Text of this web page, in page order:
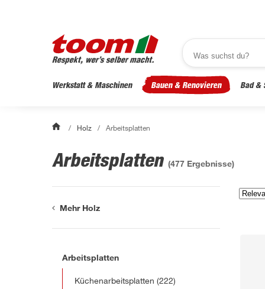
Werkstatt & Maschinen Bauen & Renovieren Bad &
/ Holz / Arbeitsplatten
Arbeitsplatten (477 Ergebnisse)
Mehr Holz
Arbeitsplatten
Küchenarbeitsplatten (222)